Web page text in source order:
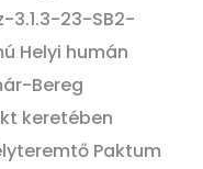
3.1.3-23-SB2-
Helyi humán
Bereg
keretében
Paktum